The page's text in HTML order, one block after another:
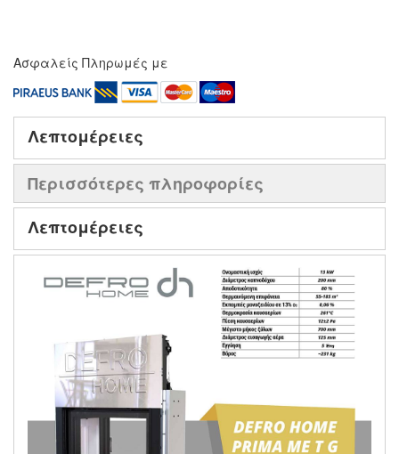
Ασφαλείς Πληρωμές με
Λεπτομέρειες
Περισσότερες πληροφορίες
Λεπτομέρειες